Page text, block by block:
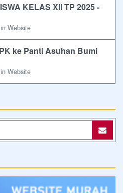
KELAS XII TP 2025 -
Website
ke Panti Asuhan Bumi
Website